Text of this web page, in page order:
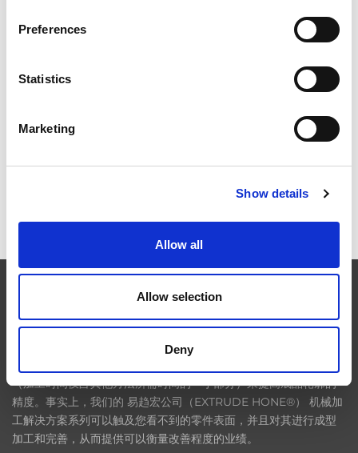
Preferences
Statistics
Marketing
Show details
Allow all
Allow selection
Deny
在航空航天、汽车、能源和医疗等领域，部件的高精度加工对最终
（加工时间仅占其他方法所需时间的一小部分）来提高成品轮廓的
精度。事实上，我们的 易趋宏公司（EXTRUDE HONE®） 机械加
工解决方案系列可以触及您看不到的零件表面，并且对其进行成型
加工和完善，从而提供可以衡量改善程度的业绩。